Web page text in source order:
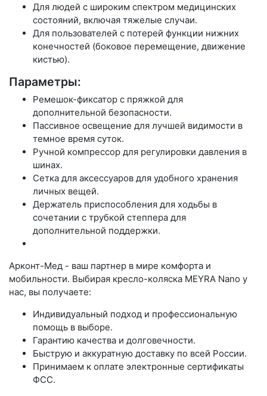
Для людей с широким спектром медицинских
состояний, включая тяжелые случаи.
Для пользователей с потерей функции нижних
конечностей (боковое перемещение, движение
кистью).
Параметры:
Ремешок-фиксатор с пряжкой для
дополнительной безопасности.
Пассивное освещение для лучшей видимости в
темное время суток.
Ручной компрессор для регулировки давления в
шинах.
Сетка для аксессуаров для удобного хранения
личных вещей.
Держатель приспособления для ходьбы в
сочетании с трубкой степпера для
дополнительной поддержки.
Арконт-Мед - ваш партнер в мире комфорта и
мобильности. Выбирая кресло-коляска MEYRA Nano у
нас, вы получаете:
Индивидуальный подход и профессиональную
помощь в выборе.
Гарантию качества и долговечности.
Быструю и аккуратную доставку по всей России.
Принимаем к оплате электронные сертификаты
ФСС.